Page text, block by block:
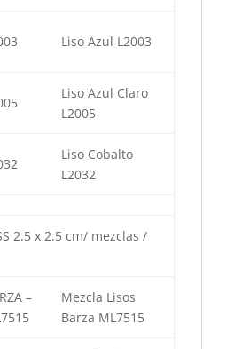
Liso Azul L2003
Liso Azul Claro
L2005
Liso Cobalto
L2032
2.5 x 2.5 cm/ mezclas /
–
Mezcla Lisos
Barza ML7515